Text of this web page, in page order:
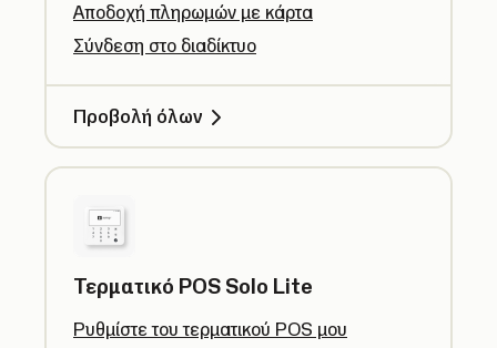
Αποδοχή πληρωμών με κάρτα
Σύνδεση στο διαδίκτυο
Προβολή όλων
Τερματικό POS Solo Lite
Ρυθμίστε του τερματικού POS μου